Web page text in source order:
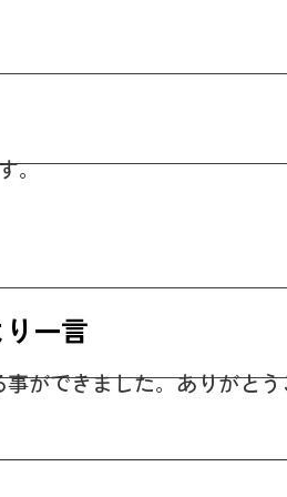
。
一言
ができました。ありがと